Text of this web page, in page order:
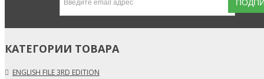
КАТЕГОРИИ ТОВАРА
ENGLISH FILE 3RD EDITION